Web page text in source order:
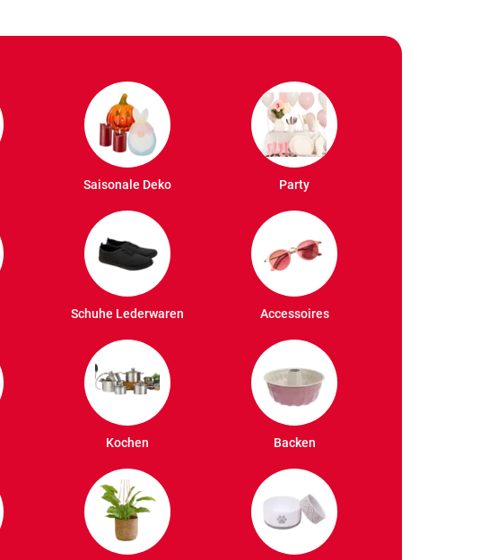
Saisonale Deko Party
Schuhe Lederwaren Accessoires
Kochen Backen